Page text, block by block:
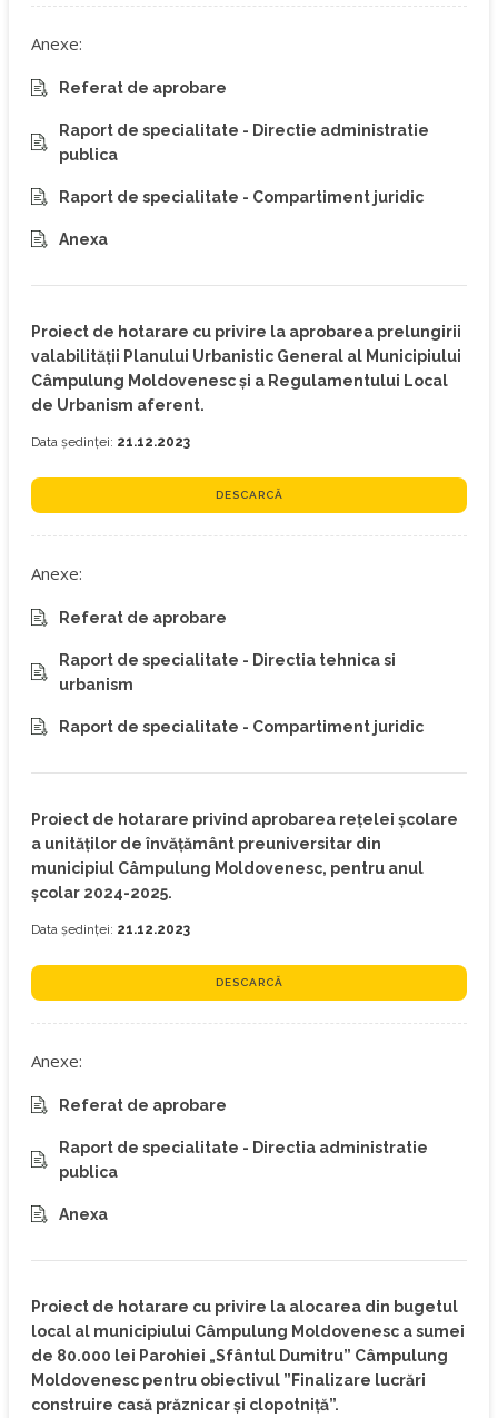
Anexe:
Referat de aprobare
Raport de specialitate - Directie administratie
publica
Raport de specialitate - Compartiment juridic
Anexa
Proiect de hotarare cu privire la aprobarea prelungirii
valabilităţii Planului Urbanistic General al Municipiului
Câmpulung Moldovenesc şi a Regulamentului Local
de Urbanism aferent.
Data ședinței: 21.12.2023
DESCARCĂ
Anexe:
Referat de aprobare
Raport de specialitate - Directia tehnica si
urbanism
Raport de specialitate - Compartiment juridic
Proiect de hotarare privind aprobarea reţelei şcolare
a unităţilor de învăţământ preuniversitar din
municipiul Câmpulung Moldovenesc, pentru anul
şcolar 2024-2025.
Data ședinței: 21.12.2023
DESCARCĂ
Anexe:
Referat de aprobare
Raport de specialitate - Directia administratie
publica
Anexa
Proiect de hotarare cu privire la alocarea din bugetul
local al municipiului Câmpulung Moldovenesc a sumei
de 80.000 lei Parohiei „Sfântul Dumitru” Câmpulung
Moldovenesc pentru obiectivul ”Finalizare lucrări
construire casă prăznicar și clopotniță”.